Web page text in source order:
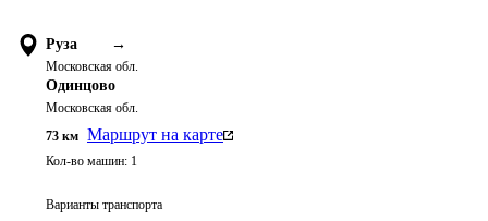
Руза →
Московская обл.
Одинцово
Московская обл.
73 км Маршрут на карте
Кол-во машин: 1
Варианты транспорта